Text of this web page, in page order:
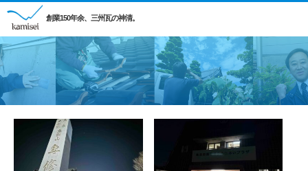
創業150年余、三州瓦の神清。